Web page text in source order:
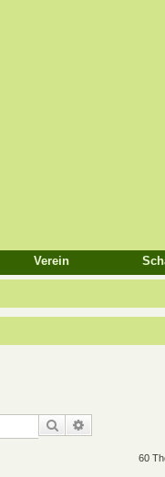
Verein
Suche
60